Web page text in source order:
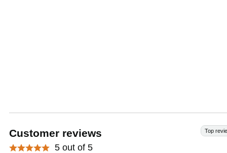
Customer reviews
5 out of 5
Top